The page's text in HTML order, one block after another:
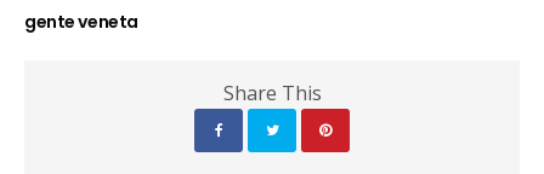
gente veneta
Share This